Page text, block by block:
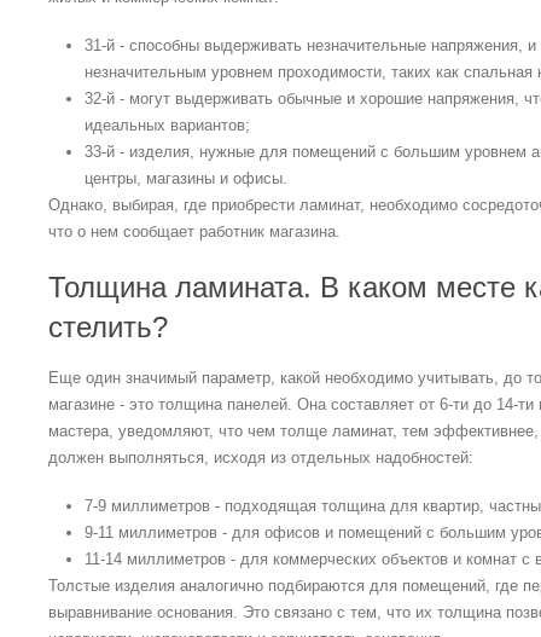
31-й - способны выдерживать незначительные напряжения, и
незначительным уровнем проходимости, таких как
32-й - могут выдерживать обычные и хорошие напряжения,
идеальных вариантов;
33-й - изделия, нужные для помещений с большим уровнем
центры, магазины и офисы.
Однако, выбирая, где приобрести ламинат, необходимо
что о нем сообщает работник магазина.
Толщина ламината. В каком месте
стелить?
Еще один значимый параметр, какой необходимо учитывать, до
магазине - это толщина панелей. Она составляет от 6-ти до 14-
мастера, уведомляют, что чем толще ламинат, тем
должен выполняться, исходя из отдельных надобностей:
7-9 миллиметров - подходящая толщина для квартир,
9-11 миллиметров - для офисов и помещений с большим
11-14 миллиметров - для коммерческих объектов и комнат с
Толстые изделия аналогично подбираются для помещений, где
выравнивание основания. Это связано с тем, что их толщина